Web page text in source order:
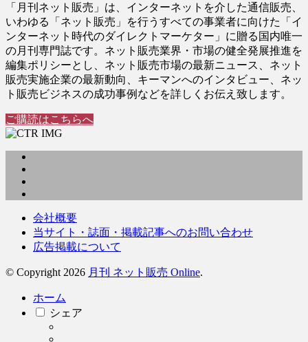
「月刊ネット販売」は、インターネットを介した通信販売、
いわゆる「ネット販売」を行うすべての事業者に向けた「イ
ンターネット時代のダイレクトマーケター」に贈る国内唯一
の月刊専門誌です。ネット販売業界・市場の健全発展推進を
編集ポリシーとし、ネット販売市場の最新ニュース、ネット
販売実施企業の最新動向、キーマンへのインタビュー、ネッ
ト販売ビジネスの成功事例などを詳しくお伝え致します。
ご購読はこちらへ
会社概要
当サイト・誌面・掲載記事へのお問い合わせ
広告掲載について
© Copyright 2026 月刊 ネット販売 Online.
ホーム
シェア